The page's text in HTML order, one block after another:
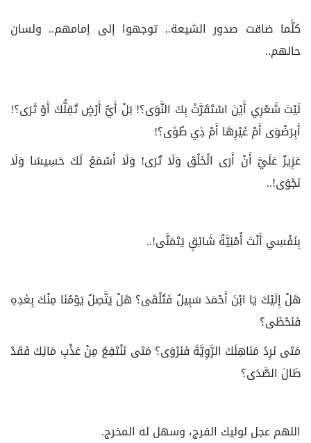
كلَّما ضاقت صدور الشيعة.. توجهوا إلى إمامهم.. ولسان
حالهم..
لَيْتَ شَعْرِي أَيْنَ اسْتَقَرَّتْ بِكَ النَّوَى؟! بَلْ أَيُّ أَرْضٍ تُقِلُّكَ أَوْ ثَرَى؟!
أَبِرَضْوَى أَمْ غَيْرِهَا أَمْ ذِي طُوًى؟!
عَزِيزٌ عَلَيَّ أَنْ أَرَى الْخَلْقَ وَلَا تُرَى! وَلَا أَسْمَعُ لَكَ حَسِيسًا وَلَا
نَجْوَى‏!..
بِنَفْسِي أَنْتَ أُمْنِيَّةُ شَائِقٍ يَتَمَنَّى‏!..
هَلْ إِلَيْكَ يَا ابْنَ أَحْمَدَ سَبِيلٌ فَتُلْقَى؟ هَلْ يَتَّصِلُ يَوْمُنَا مِنْكَ بِغَدِهِ
فَنَحْظَى؟
مَتَى نَرِدُ مَنَاهِلَكَ الرَّوِيَّةَ فَنَرْوَى؟ مَتَى نَنْتَفِعُ مِنْ عَذْبِ مَائِكَ فَقَدْ
طَالَ الصَّدَى‏؟
اللهم عجل لوليك الفرج، وسهل له المخرج.